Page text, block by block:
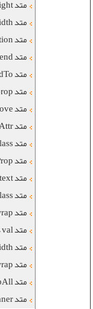
متد outerHeight در جی کوئری
متد outerWidth در جی کوئری
متد position در جی کوئری
متد prepend در جی کوئری
متد prependTo در جی کوئری
متد prop در جی کوئری
متد remove در جی کوئری
متد removeAttr در جی کوئری
متد removeClass در جی کوئری
متد removeProp در جی کوئری
متد text در جی کوئری
متد toggleClass در جی کوئری
متد unwrap در جی کوئری
متد val در جی کوئری
متد width در جی کوئری
متد wrap در جی کوئری
متد wrapAll در جی کوئری
متد wrapInner در جی کوئری